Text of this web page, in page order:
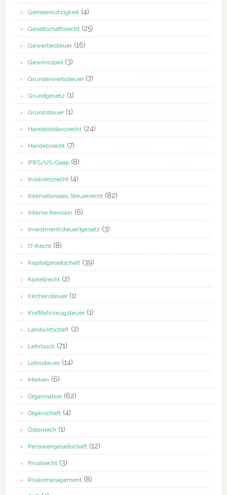
Gemeinnützigkeit(4)
Gesellschaftsrecht(25)
Gewerbesteuer(16)
Gewinnspiel(3)
Grunderwerbsteuer(7)
Grundgesetz (1)
Grundsteuer(1)
Handelsbilanzrecht(24)
Handelsrecht(7)
IFRS/US-Gaap(8)
Insolvenzrecht(4)
Internationales Steuerrecht(82)
Interne Revision (6)
Investment(steuer)gesetz (3)
IT-Recht(8)
Kapitalgesellschaft(39)
Kartellrecht(2)
Kirchensteuer(1)
Kraftfahrzeugsteuer(1)
Landwirtschaft(2)
Lehrbuch (71)
Lohnsteuer(14)
Marken (6)
Organisation (62)
Organschaft(4)
Österreich (1)
Personengesellschaft(12)
Privatrecht(3)
Risikomanagement(8)